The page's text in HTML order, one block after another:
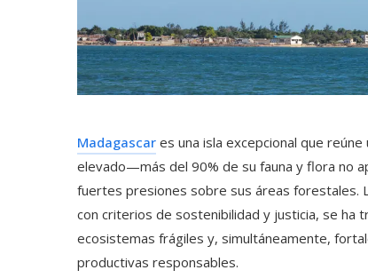
Madagascar es una isla excepcional que
elevado—más del 90% de su fauna y flora no
fuertes presiones sobre sus áreas forestales.
con criterios de sostenibilidad y justicia, se ha
ecosistemas frágiles y, simultáneamente,
productivas responsables.